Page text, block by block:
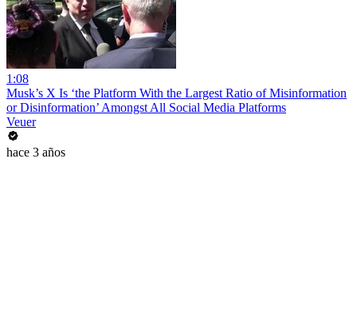
1:08
Musk’s X Is ‘the Platform With the Largest Ratio of Misinformation
or Disinformation’ Amongst All Social Media Platforms
Veuer
hace 3 años